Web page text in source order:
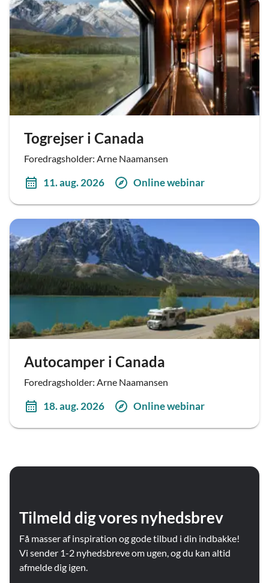
Togrejser i Canada
Foredragsholder: Arne Naamansen
11. aug. 2026 Online webinar
Autocamper i Canada
Foredragsholder: Arne Naamansen
18. aug. 2026 Online webinar
Tilmeld dig vores nyhedsbrev
Få masser af inspiration og gode tilbud i din indbakke!
Vi sender 1-2 nyhedsbreve om ugen, og du kan altid
afmelde dig igen.